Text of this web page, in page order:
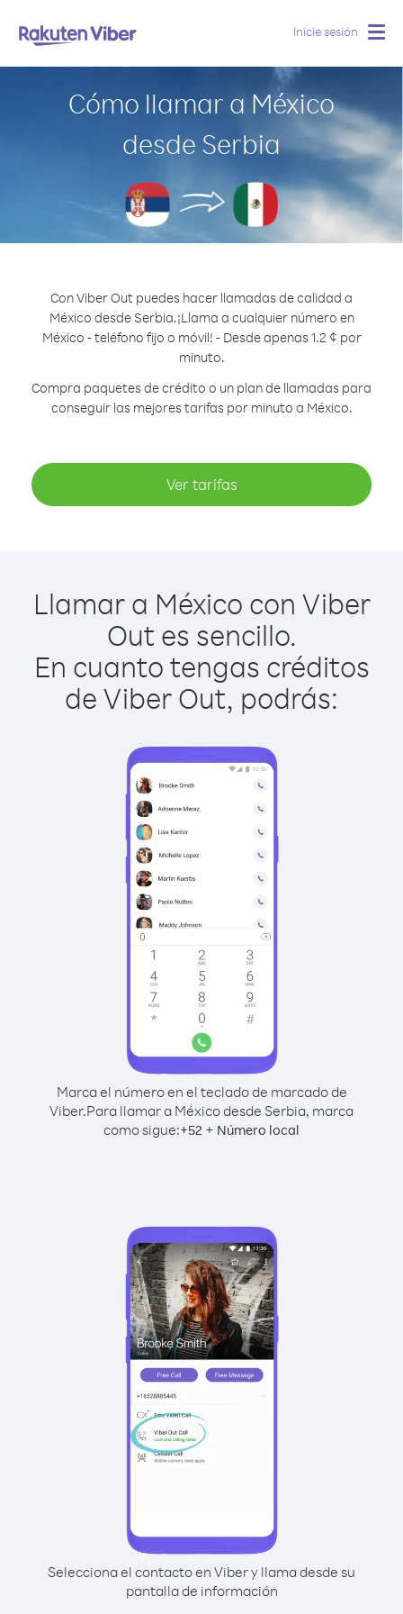
Inicie sesión
Cómo llamar a México
desde Serbia
Con Viber Out puedes hacer llamadas de calidad a
México desde Serbia.¡Llama a cualquier número en
México - teléfono fijo o móvil! - Desde apenas 1.2 ¢ por
minuto.
Compra paquetes de crédito o un plan de llamadas para
conseguir las mejores tarifas por minuto a México.
Ver tarifas
Llamar a México con Viber
Out es sencillo.
En cuanto tengas créditos
de Viber Out, podrás:
Marca el número en el teclado de marcado de
Viber.Para llamar a México desde Serbia, marca
como sigue:+52 + Número local
Selecciona el contacto en Viber y llama desde su
pantalla de información